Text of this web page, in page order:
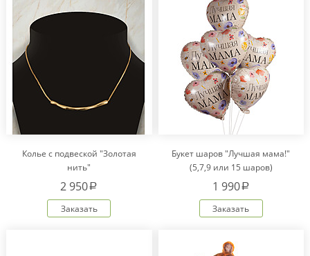
Колье с подвеской "Золотая
нить"
2 950a
Заказать
Букет шаров "Лучшая мама!"
(5,7,9 или 15 шаров)
1 990a
Заказать